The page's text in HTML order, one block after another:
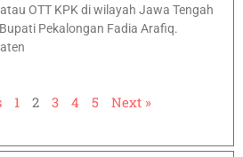
OTT KPK di wilayah Jawa Tengah
Pekalongan Fadia Arafiq.
1 2 3 4 5 Next »